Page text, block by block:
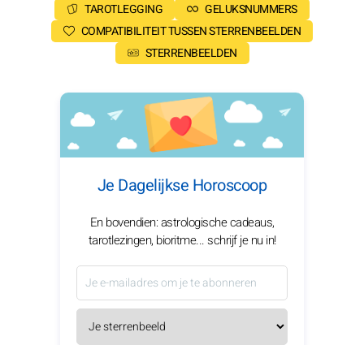
TAROTLEGGING
GELUKSNUMMERS
COMPATIBILITEIT TUSSEN STERRENBEELDEN
STERRENBEELDEN
Je Dagelijkse Horoscoop
En bovendien: astrologische cadeaus,
tarotlezingen, bioritme... schrijf je nu in!